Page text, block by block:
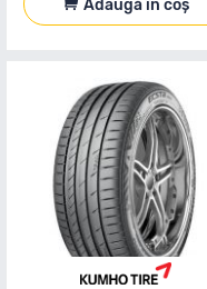
Adaugă în coș